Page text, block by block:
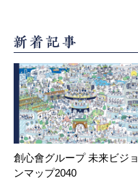
創心會グループ 未来ビジョ
ンマップ2040